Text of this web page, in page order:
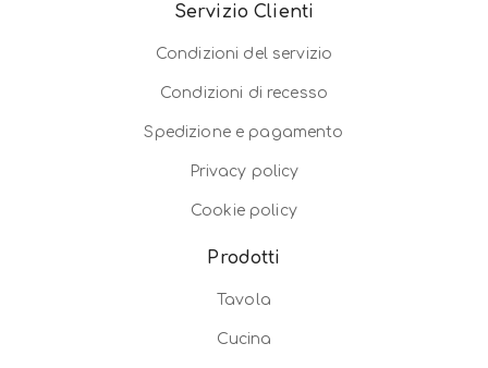
Servizio Clienti
Condizioni del servizio
Condizioni di recesso
Spedizione e pagamento
Privacy policy
Cookie policy
Prodotti
Tavola
Cucina